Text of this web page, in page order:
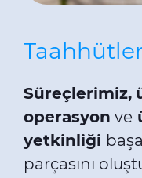
Süreçlerimiz,
operasyon ve
yetkinliği
parçasını